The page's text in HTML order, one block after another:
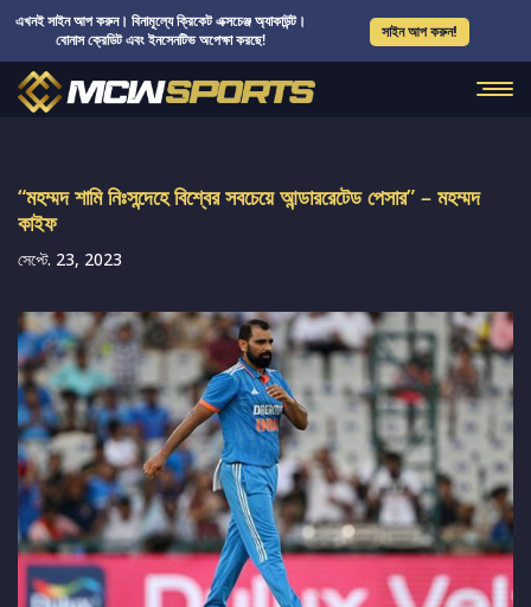
এখনই সাইন আপ করুন। বিনামূল্যে ক্রিকেট এক্সচেঞ্জ অ্যাকাউন্ট।
বোনাস ক্রেডিট এবং ইনসেনটিভ অপেক্ষা করছে!
সাইন আপ করুন!
“মহম্মদ শামি নিঃসন্দেহে বিশ্বের সবচেয়ে আন্ডাররেটেড পেসার” – মহম্মদ
কাইফ
সেপ্টে. 23, 2023